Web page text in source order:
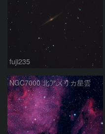
fuji235
NGC7000 北アメリカ星雲